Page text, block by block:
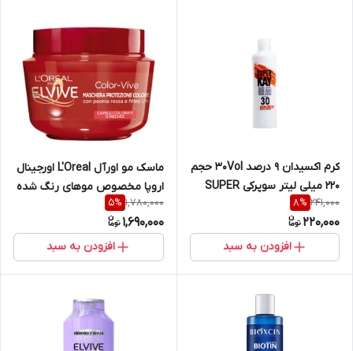
کرم اکسیدان 9 درصد 30Vol حجم
220 میلی لیتر سوپرکی SUPER
KAY
241,000
8%
220,000
افزودن به سبد
ماسک مو اورآل L'Oreal اورجینال
اروپا مخصوص موهای رنگ شده
مدل Color Vive حجم ۳۱۰ میل
1,780,000
5%
1,690,000
افزودن به سبد